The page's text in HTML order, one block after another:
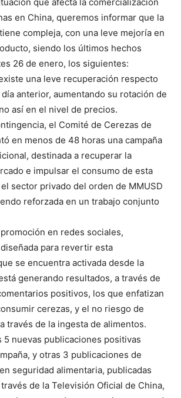
en China, queremos informar que la
compleja, con una leve mejoría en
siendo los últimos hechos
26 de enero, los siguientes:
una leve recuperación respecto
anterior, aumentando su rotación de
así en el nivel de precios.
el Comité de Cerezas de
en menos de 48 horas una campaña
destinada a recuperar la
e impulsar el consumo de esta
sector privado del orden de MMUSD
reforzada en un trabajo conjunto
promoción en redes sociales,
para revertir esta
se encuentra activada desde la
generando resultados, a través de
positivos, los que enfatizan
cerezas, y el no riesgo de
través de la ingesta de alimentos.
5 nuevas publicaciones positivas
y otras 3 publicaciones de
seguridad alimentaria, publicadas
de la Televisión Oficial de China,